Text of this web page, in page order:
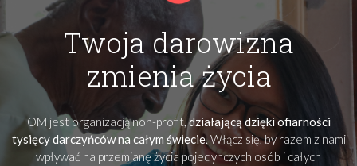
Twoja darowizna
zmienia życia
OM jest organizacją non-profit,działającą dzięki ofiarności
tysięcy darczyńców na całym świecie. Włącz się, by razem z nami
wpływać na przemianę życia pojedynczych osób i całych